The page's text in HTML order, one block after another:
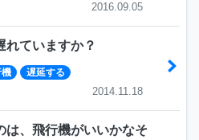
2016.09.05
れていますか？
遅延する
2014.11.18
は、飛行機がいいかなそ